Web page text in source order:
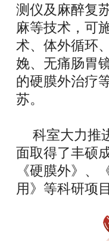
测仪及麻醉复
麻等技术，可
术、体外循环
娩、无痛肠胃
的硬膜外治疗
苏。
科室大力推
面取得了丰硕
《硬膜外》、
用》等科研项